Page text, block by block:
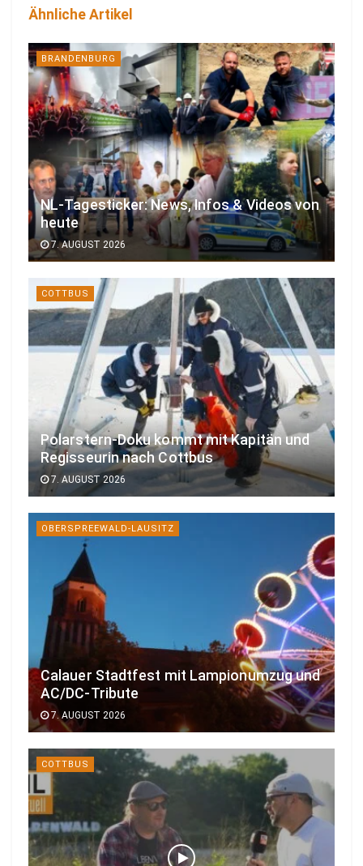
Ähnliche Artikel
BRANDENBURG
NL-Tagesticker: News, Infos & Videos von
heute
7. AUGUST 2026
COTTBUS
Polarstern-Doku kommt mit Kapitän und
Regisseurin nach Cottbus
7. AUGUST 2026
OBERSPREEWALD-LAUSITZ
Calauer Stadtfest mit Lampionumzug und
AC/DC-Tribute
7. AUGUST 2026
COTTBUS